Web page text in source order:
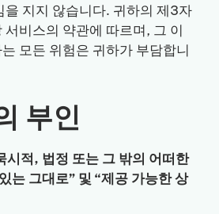
을 지지 않습니다. 귀하의 제3자
비스의 약관에 따르며, 그 이
모든 위험은 귀하가 부담합니
부인
시적, 법정 또는 그 밖의 어떠한
는 그대로” 및 “제공 가능한 상